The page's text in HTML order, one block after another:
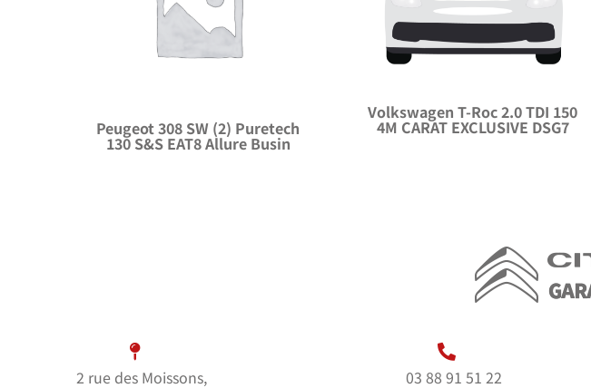
Peugeot 308 SW (2) Puretech
130 S&S EAT8 Allure Busin
Volkswagen T-Roc 2.0 TDI 150
4M CARAT EXCLUSIVE DSG7
2 rue des Moissons, 03 88 91 51 22